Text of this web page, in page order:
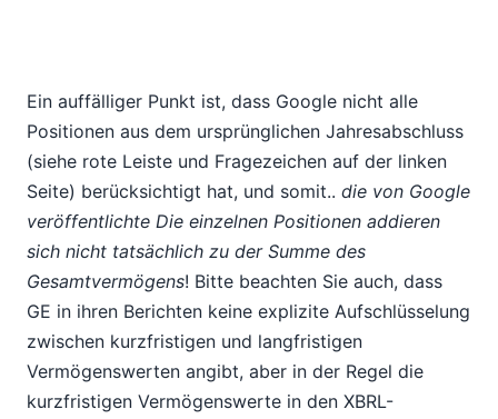
Ein auffälliger Punkt ist, dass Google nicht alle
Positionen aus dem ursprünglichen Jahresabschluss
(siehe rote Leiste und Fragezeichen auf der linken
Seite) berücksichtigt hat, und somit.. die von Google
veröffentlichte Die einzelnen Positionen addieren
sich nicht tatsächlich zu der Summe des
Gesamtvermögens! Bitte beachten Sie auch, dass
GE in ihren Berichten keine explizite Aufschlüsselung
zwischen kurzfristigen und langfristigen
Vermögenswerten angibt, aber in der Regel die
kurzfristigen Vermögenswerte in den XBRL-